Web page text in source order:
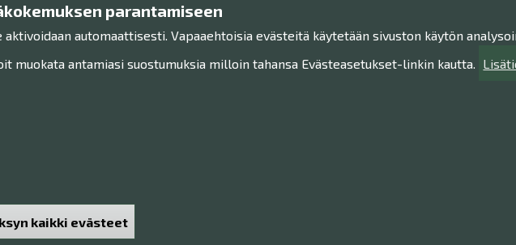
parantamiseen
automaattisesti. Vapaaehtoisia evästeitä käytetään sivuston käytön
muokata antamiasi suostumuksia milloin tahansa Evästeasetukset-linkin kautta.
kaikki evästeet
hyväksyntä
Ota yhteyttä!
Henkilökunta
Henkilötietojen käsittely
Saavutettavuusseloste